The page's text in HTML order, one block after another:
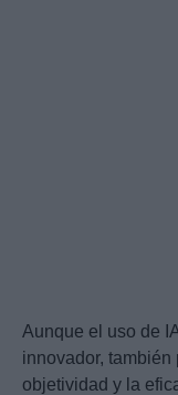
Aunque el uso de
innovador,
objetividad y la